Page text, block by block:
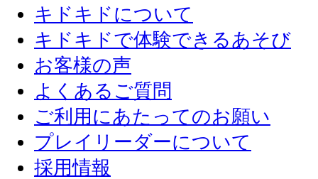
キドキドについて
キドキドで体験できるあそび
お客様の声
よくあるご質問
ご利用にあたってのお願い
プレイリーダーについて
採用情報